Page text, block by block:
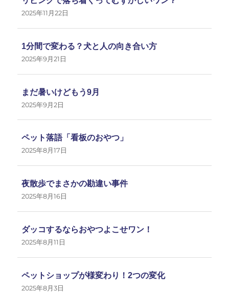
2025年11月22日
1分間で変わる？犬と人の向き合い方
2025年9月21日
まだ暑いけどもう9月
2025年9月2日
ペット落語「看板のおやつ」
2025年8月17日
夜散歩でまさかの勘違い事件
2025年8月16日
ダッコするならおやつよこせワン！
2025年8月11日
ペットショップが様変わり！2つの変化
2025年8月3日